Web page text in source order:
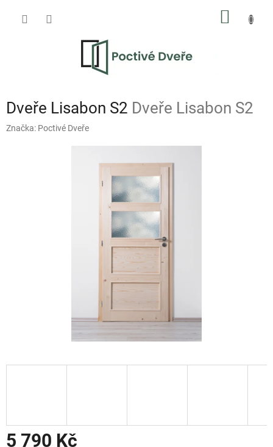
Dveře Lisabon S2 Dveře Lisabon S2
Značka: Poctivé Dveře
5 790 Kč